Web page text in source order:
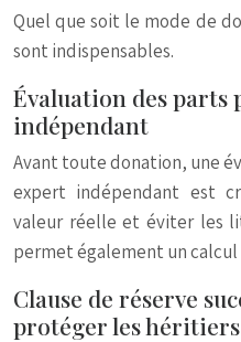
Quel que soit le mode de
sont indispensables.
Évaluation des parts
indépendant
Avant toute donation, une
expert indépendant est
valeur réelle et éviter les
permet également un
Clause de réserve
protéger les héritiers